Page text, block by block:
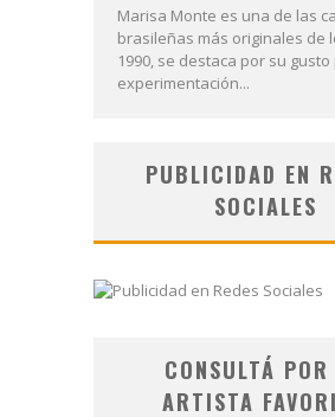
Marisa Monte es una de las
brasileñas más originales de
1990, se destaca por su gusto
experimentación...
PUBLICIDAD EN
SOCIALES
CONSULTÁ
ARTISTA